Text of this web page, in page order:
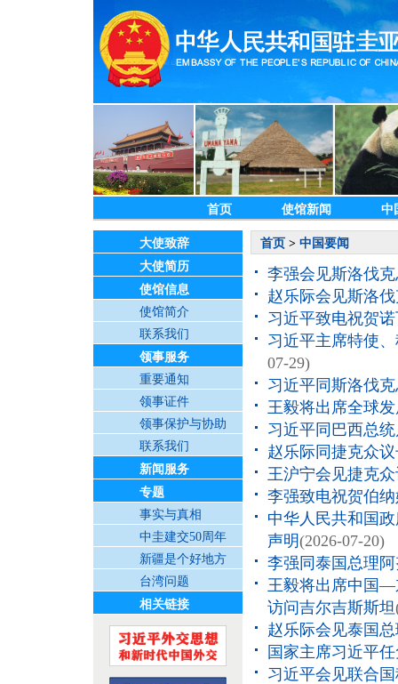
首页 使馆新闻 中
大使致辞
大使简历
使馆信息
使馆简介
联系我们
领事服务
重要通知
领事证件
领事保护与协助
联系我们
新闻服务
专题
事实与真相
中圭建交50周年
新疆是个好地方
台湾问题
相关链接
首页 > 中国要闻
李强会见斯洛伐
赵乐际会见斯洛
习近平致电祝贺
习近平主席特使
07-29)
习近平同斯洛伐
王毅将出席全球
习近平同巴西总
赵乐际同捷克众
王沪宁会见捷克
李强致电祝贺伯
中华人民共和国
声明(2026-07-20)
李强同泰国总理
王毅将出席中国—
访问吉尔吉斯斯坦
赵乐际会见泰国
国家主席习近平
习近平会见联合